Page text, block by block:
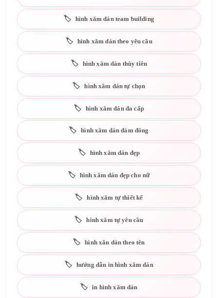
hình xăm dán team building
hình xăm dán theo yêu cầu
hình xăm dán thùy tiên
hình xăm dán tự chọn
hình xăm dán đa cấp
hình xăm dán đám đông
hình xăm dán đẹp
hình xăm dán đẹp cho nữ
hình xăm tự thiết kế
hình xăm tự yêu cầu
hình xăn dán theo tên
hướng dẫn in hình xăm dán
in hình xăm dán